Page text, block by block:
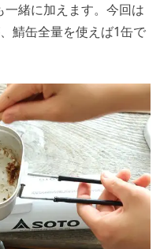
緒に加えます。今回は
鯖缶全量を使えば1缶で